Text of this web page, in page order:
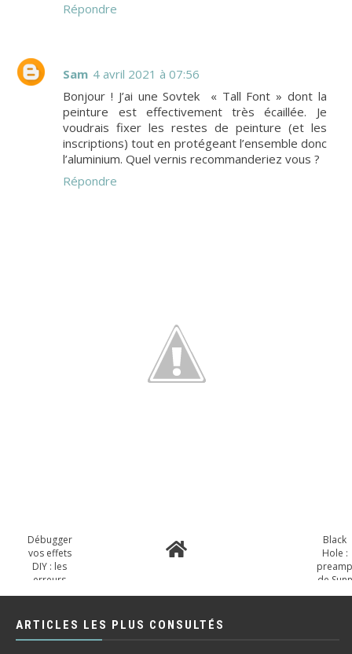
Répondre
Sam 4 avril 2021 à 07:56
Bonjour ! J’ai une Sovtek « Tall Font » dont la
peinture est effectivement très écaillée. Je
voudrais fixer les restes de peinture (et les
inscriptions) tout en protégeant l’ensemble donc
l’aluminium. Quel vernis recommanderiez vous ?
Répondre
Débugger
vos effets
DIY : les
erreurs
récurrentes
Black
Hole :
preamp
de Sunn
Model T
ARTICLES LES PLUS CONSULTÉS